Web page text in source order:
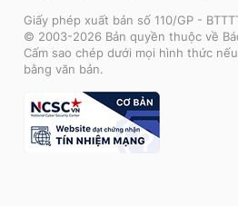
Giấy phép xuất bản số 110/GP -
© 2003-2026 Bản quyền thuộc về
Cấm sao chép dưới mọi hình thức
bằng văn bản.